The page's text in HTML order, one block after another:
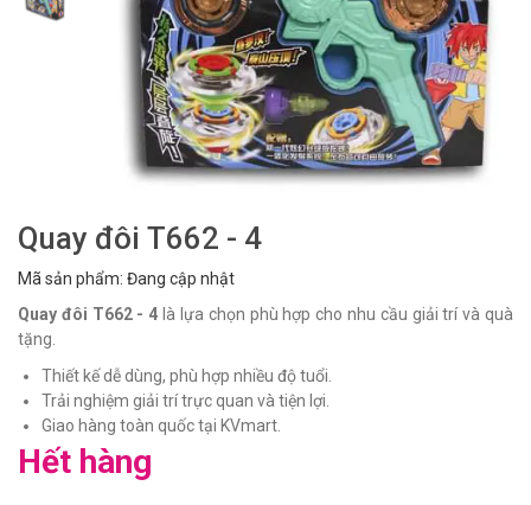
Quay đôi T662 - 4
Mã sản phẩm: Đang cập nhật
Quay đôi T662 - 4 là lựa chọn phù hợp cho nhu cầu giải trí và quà
tặng.
Thiết kế dễ dùng, phù hợp nhiều độ tuổi.
Trải nghiệm giải trí trực quan và tiện lợi.
Giao hàng toàn quốc tại KVmart.
Hết hàng